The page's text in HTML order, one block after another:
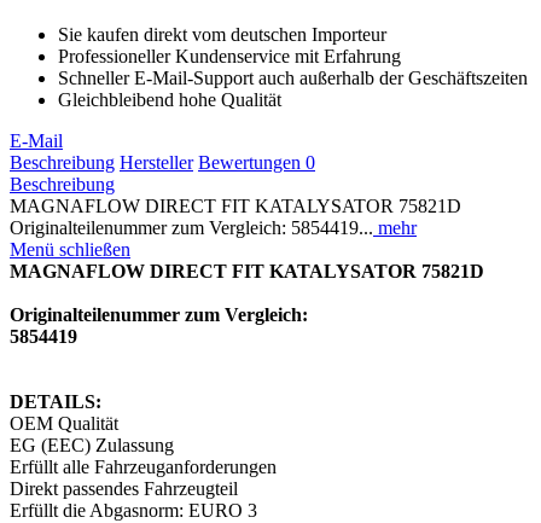
Sie kaufen direkt vom deutschen Importeur
Professioneller Kundenservice mit Erfahrung
Schneller E-Mail-Support auch außerhalb der Geschäftszeiten
Gleichbleibend hohe Qualität
E-Mail
Beschreibung Hersteller Bewertungen 0
Beschreibung
MAGNAFLOW DIRECT FIT KATALYSATOR 75821D
Originalteilenummer zum Vergleich: 5854419... mehr
Menü schließen
MAGNAFLOW DIRECT FIT KATALYSATOR 75821D
Originalteilenummer zum Vergleich:
5854419
DETAILS:
OEM Qualität
EG (EEC) Zulassung
Erfüllt alle Fahrzeuganforderungen
Direkt passendes Fahrzeugteil
Erfüllt die Abgasnorm: EURO 3